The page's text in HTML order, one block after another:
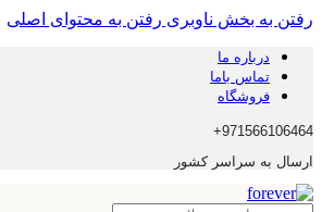
رفتن به بخش ناوبری رفتن به محتوای اصلی
درباره ما
تماس باما
فروشگاه
971566106464+
ارسال به سراسر کشور